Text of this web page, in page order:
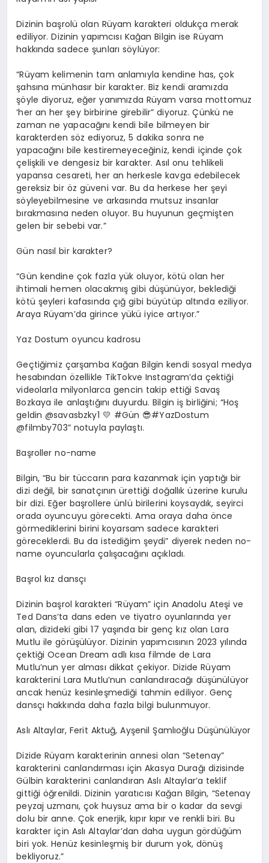
Dizinin başrolü olan Rüyam karakteri oldukça merak
ediliyor. Dizinin yapımcısı Kağan Bilgin ise Rüyam
hakkında sadece şunları söylüyor:
“Rüyam kelimenin tam anlamıyla kendine has, çok
şahsına münhasır bir karakter. Biz kendi aramızda
şöyle diyoruz, eğer yanımızda Rüyam varsa mottomuz
‘her an her şey birbirine girebilir” diyoruz. Çünkü ne
zaman ne yapacağını kendi bile bilmeyen bir
karakterden söz ediyoruz, 5 dakika sonra ne
yapacağını bile kestiremeyeceğiniz, kendi içinde çok
çelişkili ve dengesiz bir karakter. Asıl onu tehlikeli
yapansa cesareti, her an herkesle kavga edebilecek
gereksiz bir öz güveni var. Bu da herkese her şeyi
söyleyebilmesine ve arkasında mutsuz insanlar
bırakmasına neden oluyor. Bu huyunun geçmişten
gelen bir sebebi var.”
Gün nasıl bir karakter?
“Gün kendine çok fazla yük oluyor, kötü olan her
ihtimali hemen olacakmış gibi düşünüyor, beklediği
kötü şeyleri kafasında çığ gibi büyütüp altında eziliyor.
Araya Rüyam’da girince yükü iyice artıyor.”
Yaz Dostum oyuncu kadrosu
Geçtiğimiz çarşamba Kağan Bilgin kendi sosyal medya
hesabından özellikle TikTokve Instagram’da çektiği
videolarla milyonlarca gencin takip ettiği Savaş
Bozkaya ile anlaştığını duyurdu. Bilgin iş birliğini; “Hoş
geldin @savasbzky1 💛 #Gün 😎#YazDostum
@filmby703” notuyla paylaştı.
Başrollerno-name
Bilgin, “Bu bir tüccarın para kazanmak için yaptığı bir
dizi değil, bir sanatçının ürettiği doğallık üzerine kurulu
bir dizi. Eğer başrollere ünlü birilerini koysaydık,seyirci
orada oyuncuyu görecekti. Ama oraya daha önce
görmediklerini birini koyarsam sadece karakteri
göreceklerdi. Bu da istediğim şeydi” diyerek nedenno-
name oyuncularla çalışacağını açıkladı.
Başrol kız dansçı
Dizinin başrol karakteri “Rüyam” için Anadolu Ateşi ve
Ted Dans’ta dans eden ve tiyatro oyunlarında yer
alan, dizideki gibi 17 yaşında bir genç kız olan Lara
Mutlu ile görüşülüyor. Dizinin yapımcısının 2023 yılında
çektiği Ocean Dream adlı kısa filmde de Lara
Mutlu’nun yer alması dikkat çekiyor. Dizide Rüyam
karakterini Lara Mutlu’nun canlandıracağı düşünülüyor
ancak henüz kesinleşmediği tahmin ediliyor. Genç
dansçı hakkında daha fazla bilgi bulunmuyor.
Aslı Altaylar, Ferit Aktuğ,Ayşenil Şamlıoğlu Düşünülüyor
Dizide Rüyam karakterinin annesi olan “Setenay”
karakterini canlandırması için Akasya Durağı dizisinde
Gülbin karakterini canlandıran Aslı Altaylar’a teklif
gittiği öğrenildi. Dizinin yaratıcısı Kağan Bilgin, “Setenay
peyzaj uzmanı, çok huysuz ama bir o kadar da sevgi
dolu bir anne. Çok enerjik, kıpır kıpır ve renkli biri. Bu
karakter için AslıAltaylar’dan daha uygun gördüğüm
biri yok. Henüz kesinleşmiş bir durum yok, dönüş
bekliyoruz.”